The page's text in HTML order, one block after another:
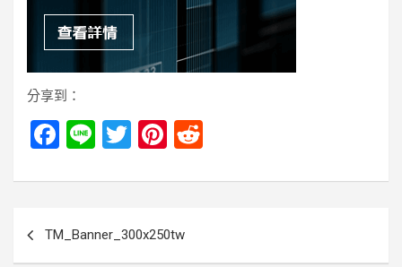
分享到：
F
ce
b
o
Li
e
T
tt
er
Pi
er
es
t
d
TM_Banner_300x250tw